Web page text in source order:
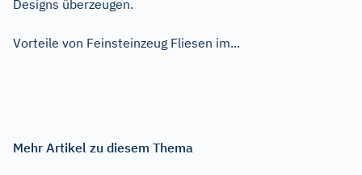
Designs überzeugen.
Vorteile von Feinsteinzeug Fliesen im...
Mehr Artikel zu diesem Thema